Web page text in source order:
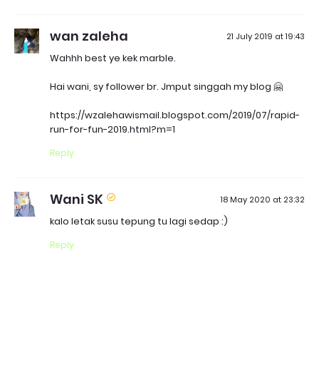
wan zaleha 21 July 2019 at 19:43
Wahhh best ye kek marble.
Hai wani, sy follower br. Jmput singgah my blog 🤗
https://wzalehawismail.blogspot.com/2019/07/rapid-
run-for-fun-2019.html?m=1
Reply
Wani SK 18 May 2020 at 23:32
kalo letak susu tepung tu lagi sedap :)
Reply